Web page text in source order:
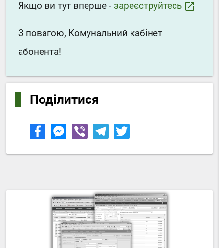
Якщо ви тут вперше - зареєструйтесь launch
З повагою, Комунальний кабінет
абонента!
Поділитися